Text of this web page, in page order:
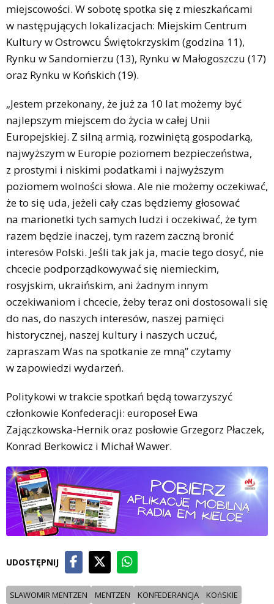
miejscowości. W sobotę spotka się z mieszkańcami
w następujących lokalizacjach: Miejskim Centrum
Kultury w Ostrowcu Świętokrzyskim (godzina 11),
Rynku w Sandomierzu (13), Rynku w Małogoszczu (17)
oraz Rynku w Końskich (19).
„Jestem przekonany, że już za 10 lat możemy być
najlepszym miejscem do życia w całej Unii
Europejskiej. Z silną armią, rozwiniętą gospodarką,
najwyższym w Europie poziomem bezpieczeństwa,
z prostymi i niskimi podatkami i najwyższym
poziomem wolności słowa. Ale nie możemy oczekiwać,
że to się uda, jeżeli cały czas będziemy głosować
na marionetki tych samych ludzi i oczekiwać, że tym
razem będzie inaczej, tym razem zaczną bronić
interesów Polski. Jeśli tak jak ja, macie tego dosyć, nie
chcecie podporządkowywać się niemieckim,
rosyjskim, ukraińskim, ani żadnym innym
oczekiwaniom i chcecie, żeby teraz oni dostosowali się
do nas, do naszych interesów, naszej pamięci
historycznej, naszej kultury i naszych uczuć,
zapraszam Was na spotkanie ze mną” czytamy
w zapowiedzi wydarzeń.
Politykowi w trakcie spotkań będą towarzyszyć
członkowie Konfederacji: europoseł Ewa
Zajączkowska-Hernik oraz posłowie Grzegorz Płaczek,
Konrad Berkowicz i Michał Wawer.
UDOSTĘPNIJ
SLAWOMIR MENTZEN MENTZEN KONFEDERANCJA
KOńSKIE